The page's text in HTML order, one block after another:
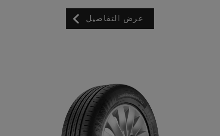
عرض التفاصيل